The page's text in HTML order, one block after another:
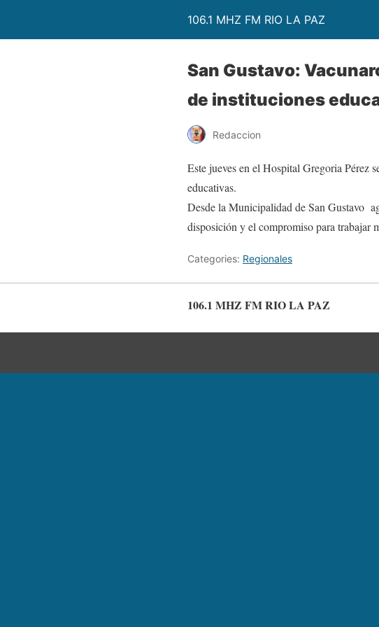
106.1 MHZ FM RIO LA PAZ
San Gustavo:
de instituciones
Redaccion
Este jueves en el Hospital Gregoria Pérez
educativas.
Desde la Municipalidad de San Gustavo
disposición y el compromiso para trabajar
Categories: Regionales
106.1 MHZ FM RIO LA PAZ